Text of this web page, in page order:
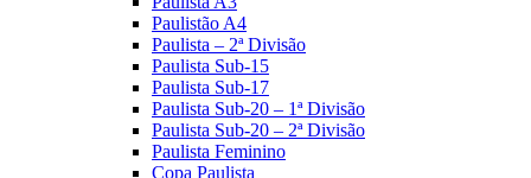
Paulistão A4
Paulista – 2ª Divisão
Paulista Sub-15
Paulista Sub-17
Paulista Sub-20 – 1ª Divisão
Paulista Sub-20 – 2ª Divisão
Paulista Feminino
Copa Paulista